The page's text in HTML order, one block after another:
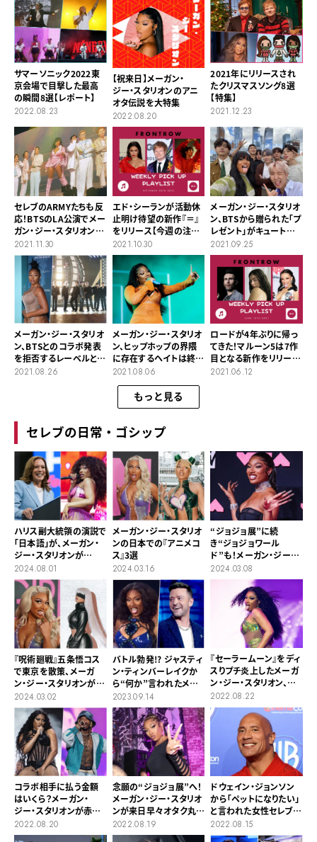
サマーソニック2022東
京会場で目撃した最高
の瞬間8選【レポート】
2022.08.23
【祝来日】メーガン・
ジー・スタリオンのアニ
オタ伝説を大特集
2022.08.20
2021年にリリースされ
たクリスマスソング8選
【特集】
2021.12.23
セレブのARMYたちも反
応！BTSのLA公演でメー
ガン・ジー・スタリオンと
の初共演が実現
2021.11.30
エド・シーランが活動休
止明け待望の新作『＝』
をリリース【今週の注目
ソング 2021/10/30】
2021.10.30
メーガン・ジー・スタリオ
ン、BTSから贈られた「プ
レゼント」がキュートすぎ
る
2021.09.25
メーガン・ジー・スタリオ
ン、BTSとのコラボ発表
を拒否するレーベルとの
裁判を経て「Butter」の
2021.08.26
メーガン・ジー・スタリオ
ン、ヒップホップの界隈
に存在するヘイトは終わ
りにすべき
2021.08.06
ロードが4年ぶりに帰っ
てきた！マルーン5は7作
目となる新作をリリース
【今週の注目ソング
2021.06.12
もっと見る
セレブの日常・ゴシップ
ハリス副大統領の演説で
「日本語」が、メーガン・
ジー・スタリオンが
「Mamushi」を披露
2024.08.01
メーガン・ジー・スタリオ
ンの日本での『アニメコ
ス』3選
2024.03.16
“ジョジョ展”に続
き“ジョジョワール
ド”も！メーガン・ジー・
スタリオンが日本でオタ
活
2024.03.08
『呪術廻戦』五条悟コス
で東京を散策、メーガ
ン・ジー・スタリオンが来
日
2024.03.02
バトル勃発!? ジャスティ
ン・ティンバーレイクか
ら“何か”言われたメー
ガン・ジー・スタリオンが
「怒鳴る映像」がバズる
【VMA2023】
2023.09.14
『セーラームーン』をディ
スりプチ炎上したメーガ
ン・ジー・スタリオン、サ
マソニでセーラームーン
に
2022.08.22
コラボ相手に払う金額
はいくら？メーガン・
ジー・スタリオンが赤
裸々告白
2022.08.20
念願の“ジョジョ展”へ！
メーガン・ジー・スタリオ
ンが来日早々オタク丸出
し
2022.08.19
ドウェイン・ジョンソン
から「ペットになりたい」
と言われた女性セレブ
の“反応”がプライスレ
ス
2022.08.15